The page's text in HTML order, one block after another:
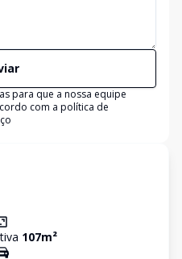
para que a nossa equipe
com a política de
107m²